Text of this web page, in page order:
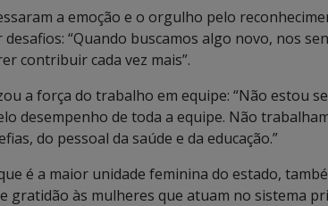
a emoção e o orgulho pelo
“Quando buscamos algo novo, nos
contribuir cada vez mais”.
a força do trabalho em equipe: “Não estou
desempenho de toda a equipe. Não
do pessoal da saúde e da educação.”
é a maior unidade feminina do estado,
gratidão às mulheres que atuam no sistema